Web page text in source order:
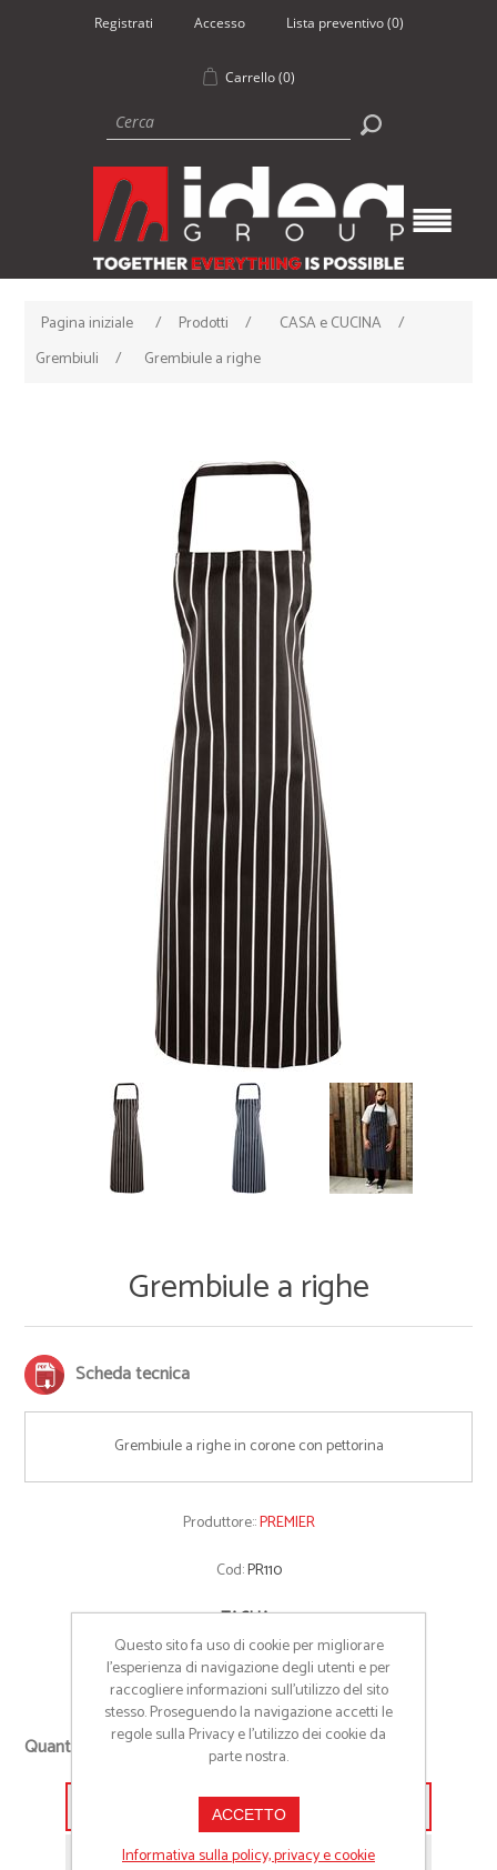
Registrati Accesso Lista preventivo (0)
Carrello (0)
Pagina iniziale / Prodotti / CASA e CUCINA
/
Grembiuli
/ Grembiule a righe
Grembiule a righe
Scheda tecnica
Grembiule a righe in corone con pettorina
Produttore::PREMIER
Cod:PR110
TAGLIA*
One Size
Quantità richiesta
+
-
Aggiungi alla lista preventivo
Richiedi informazioni prodotto
Questo sito fa uso di cookie per migliorare
l’esperienza di navigazione degli utenti e per
raccogliere informazioni sull’utilizzo del sito
stesso. Proseguendo la navigazione accetti le
regole sulla Privacy e l'utilizzo dei cookie da
parte nostra.
ACCETTO
Informativa sulla policy, privacy e cookie